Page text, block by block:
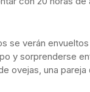
se verán
y sorprenderse
ovejas, una